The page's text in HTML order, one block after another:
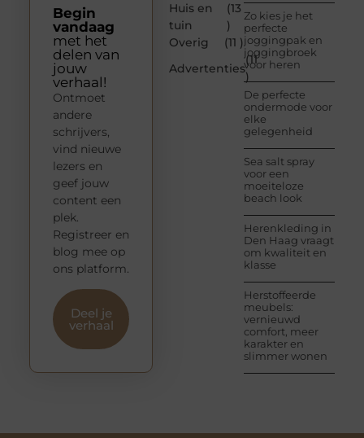
Huis en
tuin
(13
)
Overig
(11 )
Advertenties
(11
)
Zo kies je het
perfecte
joggingpak en
joggingbroek
voor heren
De perfecte
ondermode voor
elke
gelegenheid
Sea salt spray
voor een
moeiteloze
beach look
Herenkleding in
Den Haag vraagt
om kwaliteit en
klasse
Herstoffeerde
meubels:
vernieuwd
comfort, meer
karakter en
slimmer wonen
Begin
vandaag
met het
delen van
jouw
verhaal!
Ontmoet
andere
schrijvers,
vind nieuwe
lezers en
geef jouw
content een
plek.
Registreer en
blog mee op
ons platform.
Deel je
verhaal